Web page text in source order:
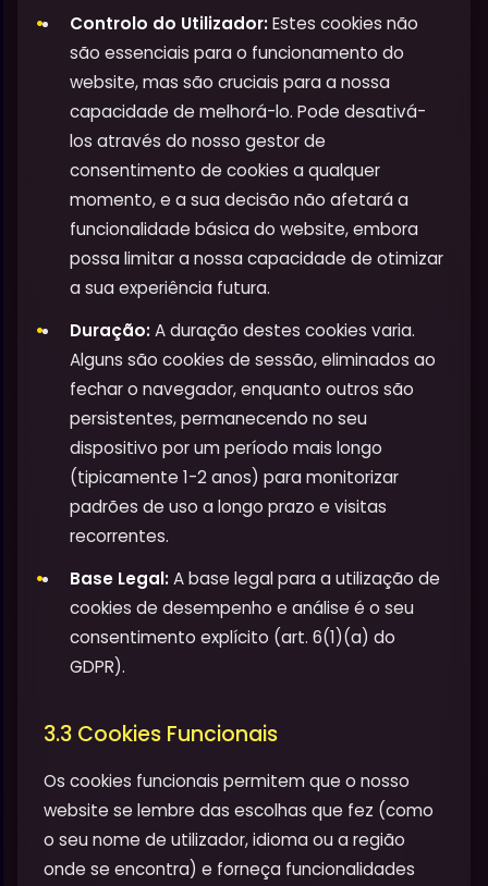
Controlo do Utilizador:Estes cookies não
são essenciais para o funcionamento do
website, mas são cruciais para a nossa
capacidade de melhorá-lo. Pode desativá-
los através do nosso gestor de
consentimento de cookies a qualquer
momento, e a sua decisão não afetará a
funcionalidade básica do website, embora
possa limitar a nossa capacidade de otimizar
a sua experiência futura.
Duração:A duração destes cookies varia.
Alguns são cookies de sessão, eliminados ao
fechar o navegador, enquanto outros são
persistentes, permanecendo no seu
dispositivo por um período mais longo
(tipicamente 1-2 anos) para monitorizar
padrões de uso a longo prazo e visitas
recorrentes.
Base Legal:A base legal para a utilização de
cookies de desempenho e análise é o seu
consentimento explícito (art. 6(1)(a) do
GDPR).
3.3 Cookies Funcionais
Os cookies funcionais permitem que o nosso
website se lembre das escolhas que fez (como
o seu nome de utilizador, idioma ou a região
onde se encontra) e forneça funcionalidades